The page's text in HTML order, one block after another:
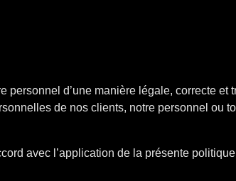
personnel d’une manière légale, correcte et
de nos clients, notre personnel ou
avec l’application de la présente